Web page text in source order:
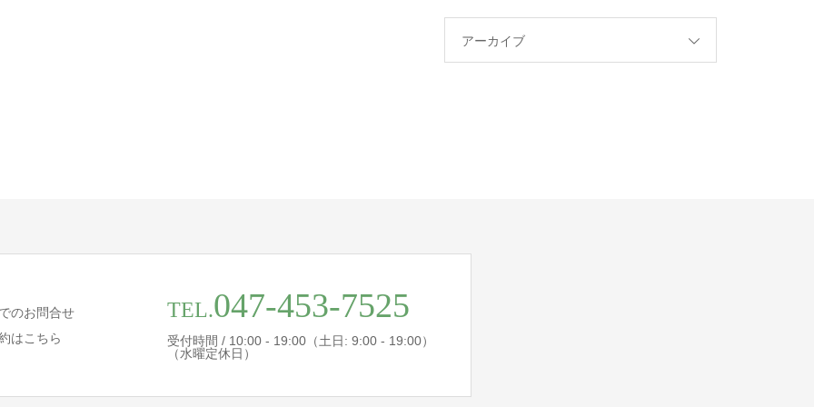
アーカイブ
のお問合せ
はこちら
TEL.047-453-7525
受付時間 / 10:00 - 19:00（土日: 9:00 - 19:00）
（水曜定休日）